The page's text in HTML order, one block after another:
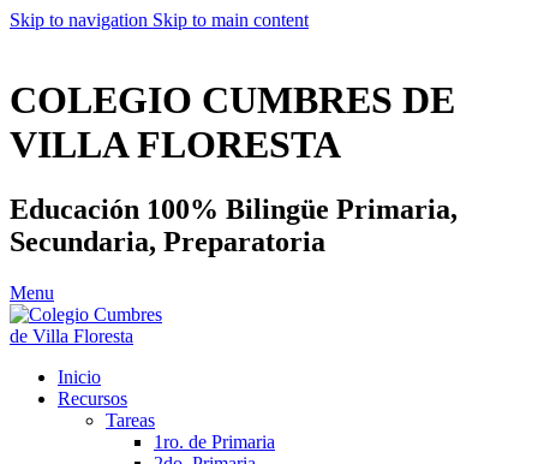
Skip to navigation Skip to main content
COLEGIO CUMBRES DE
VILLA FLORESTA
Educación 100% Bilingüe Primaria,
Secundaria, Preparatoria
Menu
Inicio
Recursos
Tareas
1ro. de Primaria